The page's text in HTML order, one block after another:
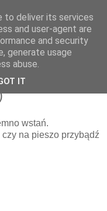
wstań.
na pieszo przybądź
to deliver its services
and user-agent are
and security
generate usage
abuse.
IT